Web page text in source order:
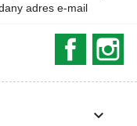
adres e-mail
